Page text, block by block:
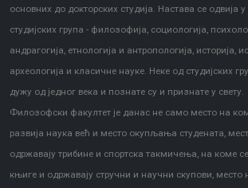
основних до докторских студија. Настава се одвија у
студијских група - филозофија, социологија,
андрагогија, етнологија и антропологија, историја,
археологија и класичне науке. Неке од студијских
дужу од једног века и познате су и признате у свету.
Филозофски факултет је данас не само место на
развија наука већ и место окупљања студената,
одржавају трибине и спортска такмичења, на коме
књиге и одржавају стручни и научни скупови,